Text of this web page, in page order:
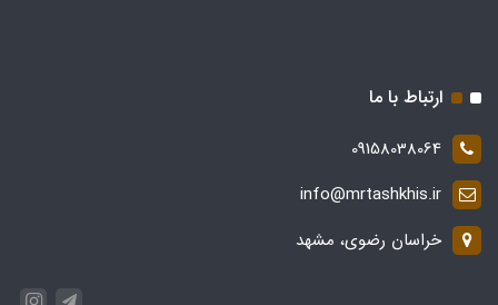
ارتباط با ما
09158038064
info@mrtashkhis.ir
خراسان رضوی، مشهد